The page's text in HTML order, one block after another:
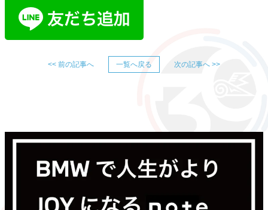
<< 前の記事へ 一覧へ戻る 次の記事へ >>